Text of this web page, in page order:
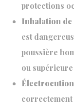
protections
Inhalation de
est
poussière
ou